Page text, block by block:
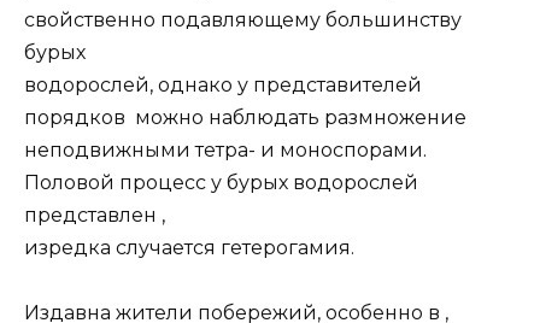
свойственно подавляющему большинству
бурых
водорослей, однако у представителей
порядков можно наблюдать размножение
неподвижными тетра- и моноспорами.
Половой процесс у бурых водорослей
представлен ,
изредка случается гетерогамия.
Издавна жители побережий, особенно в ,